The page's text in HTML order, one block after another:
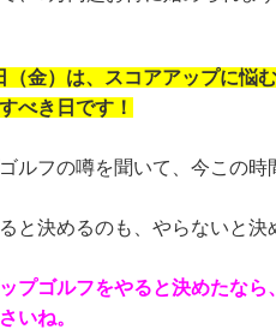
金） は、スコアアップに悩
べき日です！
ルフの噂を聞いて、今この時
と決めるのも、やらないと決
プゴルフをやると決めたな
いね。